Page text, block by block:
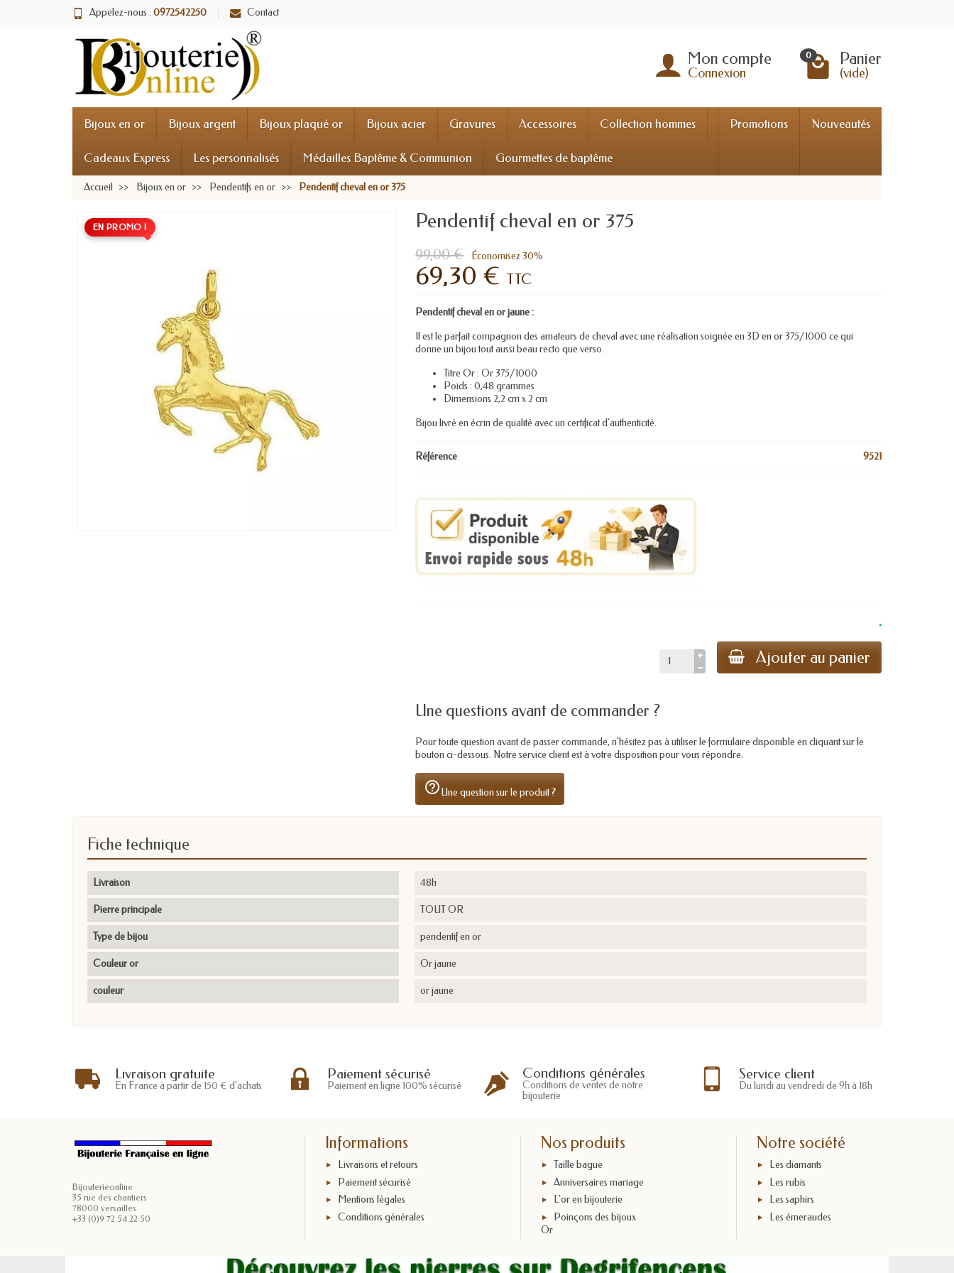
Appelez-nous : 0972542250 Contact
Mon compte
Connexion
0 Panier
(vide)
Bijoux en or Bijoux argent Bijoux plaqué or Bijoux acier Gravures Accessoires Collection hommes
Cadeaux Express Les personnalisés Médailles Baptême & Communion Gourmettes de baptême
Promotions Nouveautés
Accueil Bijoux en or Pendentifs en or Pendentif cheval en or 375
EN PROMO ! Pendentif cheval en or 375
99,00 € Économisez 30%
69,30 € TTC
Pendentif cheval en or jaune :
Il est le parfait compagnon des amateurs de cheval avec une réalisation soignée en 3D en or 375/1000 ce qui
donne un bijou tout aussi beau recto que verso.
Titre Or : Or 375/1000
Poids : 0,48 grammes
Dimensions 2,2 cm x 2 cm
Bijou livré en écrin de qualité avec un certificat d'authenticité.
Référence 9521
.
Ajouter au panier
Une questions avant de commander ?
Pour toute question avant de passer commande, n'hésitez pas à utiliser le formulaire disponible en cliquant sur le
bouton ci-dessous. Notre service client est à votre disposition pour vous répondre.
help_outlineUne question sur le produit ?
Fiche technique
Livraison 48h
Pierre principale TOUT OR
Type de bijou pendentif en or
Couleur or Or jaune
couleur or jaune
Livraison gratuite
En France à partir de 150 € d'achats
Paiement sécurisé
Paiement en ligne 100% sécurisé
Conditions générales
Conditions de ventes de notre
bijouterie
Service client
Du lundi au vendredi de 9h à 18h
Bijouterieonline
35 rue des chantiers
78000 versailles
+33 (0)9 72 54 22 50
Informations
Livraisons et retours
Paiement sécurisé
Mentions légales
Conditions générales
Nos produits
Taille bague
Anniversaires mariage
L'or en bijouterie
Poinçons des bijoux
Or
Notre société
Les diamants
Les rubis
Les saphirs
Les émeraudes